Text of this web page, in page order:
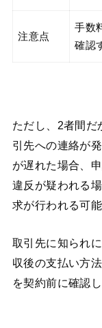
注意点
手数
確認
ただし、2者間だ
引先への連絡が
が遅れた場合、
違反が疑われる
求が行われる可
取引先に知られ
収後の支払い方
を契約前に確認